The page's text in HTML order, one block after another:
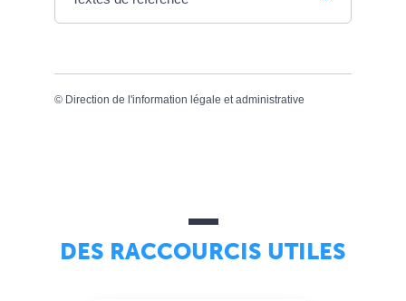
© Direction de l'information légale et administrative
DES RACCOURCIS UTILES